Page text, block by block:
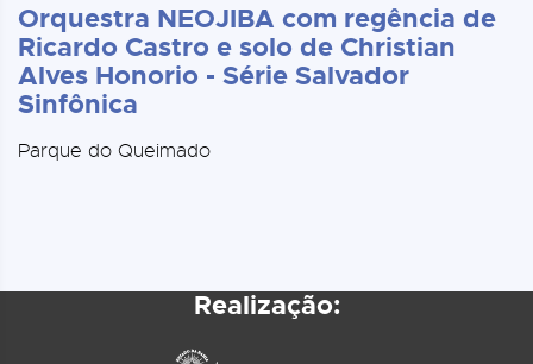
Orquestra NEOJIBA com regência de
Ricardo Castro e solo de Christian
Alves Honorio - Série Salvador
Sinfônica
Parque do Queimado
Realização: